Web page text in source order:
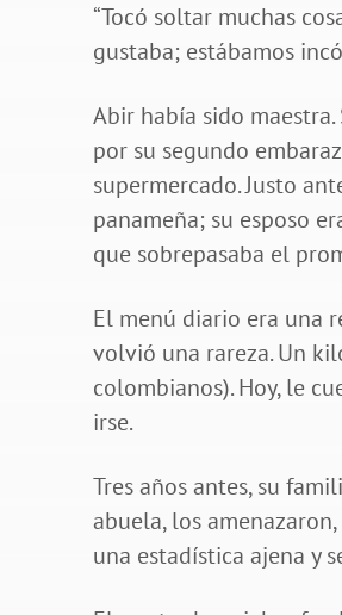
“Tocó soltar muchas
gustaba; estábamos
Abir había sido
por su segundo
supermercado. Justo
panameña; su esposo
que sobrepasaba el
El menú diario era una
volvió una rareza. Un
colombianos). Hoy, le
irse.
Tres años antes, su
abuela, los
una estadística ajena y